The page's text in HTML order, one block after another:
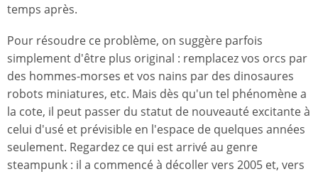
temps après.
Pour résoudre ce problème, on suggère parfois
simplement d'être plus original : remplacez vos orcs par
des hommes-morses et vos nains par des dinosaures
robots miniatures, etc. Mais dès qu'un tel phénomène a
la cote, il peut passer du statut de nouveauté excitante à
celui d'usé et prévisible en l'espace de quelques années
seulement. Regardez ce qui est arrivé au genre
steampunk : il a commencé à décoller vers 2005 et, vers